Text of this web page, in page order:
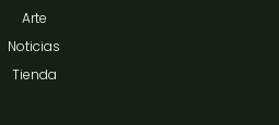
Arte
Noticias
Tienda